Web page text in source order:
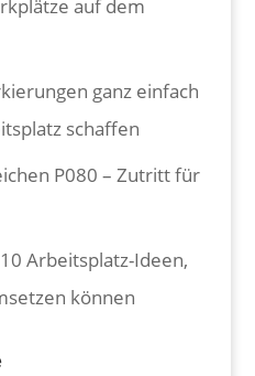
auf dem
ganz einfach
schaffen
P080 – Zutritt für
Arbeitsplatz-Ideen,
können